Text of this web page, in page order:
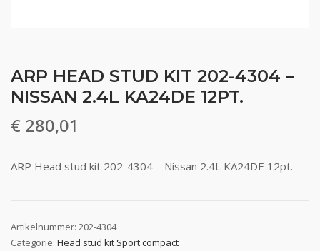
ARP HEAD STUD KIT 202-4304 –
NISSAN 2.4L KA24DE 12PT.
€ 280,01
ARP Head stud kit 202-4304 – Nissan 2.4L KA24DE 12pt.
Artikelnummer: 202-4304
Categorie: Head stud kit Sport compact